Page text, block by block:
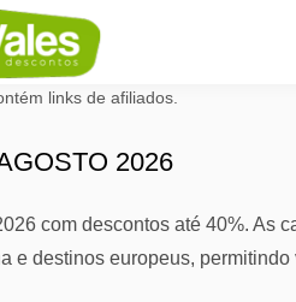
links de afiliados.
2026
com descontos até 40%. As
e destinos europeus,